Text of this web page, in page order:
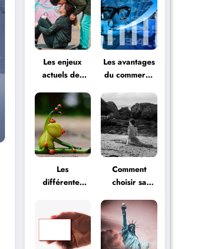
les surmonter
Les enjeux
actuels des
internationales
Les avantages
du commerce
pour les
entreprises
Les
différentes
artistique
Comment
choisir sa
artistique ?